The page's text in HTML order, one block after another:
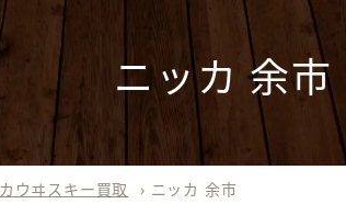
ニッカ 余市
ウヰスキー買取 › ニッカ 余市